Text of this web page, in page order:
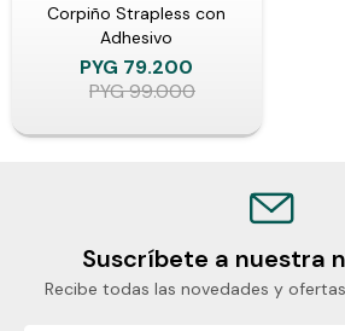
Corpiño Strapless con
Adhesivo
PYG 79.200
PYG99.000
Suscríbete a nuestra
Recibe todas las novedades y